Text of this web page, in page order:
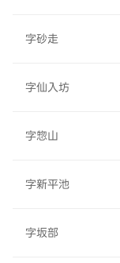
字砂走
字仙入坊
字惣山
字新平池
字坂部